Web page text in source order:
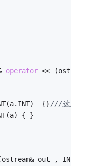
operator <<
{}
///这里拷贝构
{ }
out , INT32 a)